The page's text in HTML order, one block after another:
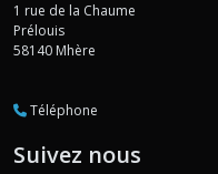
1 rue de la Chaume
Prélouis
58140 Mhère
Téléphone
Suivez nous